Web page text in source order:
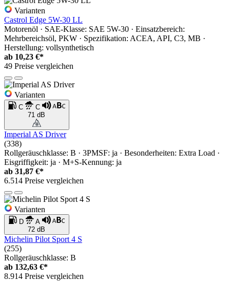
Varianten
Castrol Edge 5W-30 LL
Motorenöl · SAE-Klasse: SAE 5W-30 · Einsatzbereich:
Mehrbereichsöl, PKW · Spezifikation: ACEA, API, C3, MB ·
Herstellung: vollsynthetisch
ab 10,23 €*
49 Preise vergleichen
Varianten
C
C
71 dB
Imperial AS Driver
(338)
Rollgeräuschklasse: B · 3PMSF: ja · Besonderheiten: Extra Load ·
Eisgriffigkeit: ja · M+S-Kennung: ja
ab 31,87 €*
6.514 Preise vergleichen
Varianten
D
A
72 dB
Michelin Pilot Sport 4 S
(255)
Rollgeräuschklasse: B
ab 132,63 €*
8.914 Preise vergleichen